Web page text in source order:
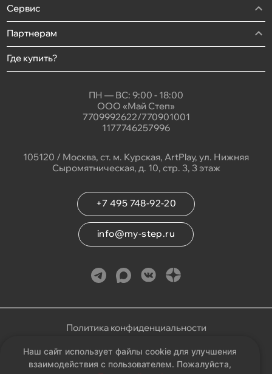
Сервис
Партнерам
Где купить?
ПН — ВС: 9:00 - 18:00
ООО «Май Степ»
7709992622/770901001
1177746257996
105120 / Москва, ст. м. Курская, ArtPlay, ул. Нижняя
Сыромятническая, д. 10, стр. 3, 3 этаж
+7 495 748-92-20
info@my-step.ru
Политика конфиденциальности
Соглашение на обработку персональных данных
Наш сайт использует файлы cookie для улучшения
взаимодействия с пользователем. Пожалуйста,